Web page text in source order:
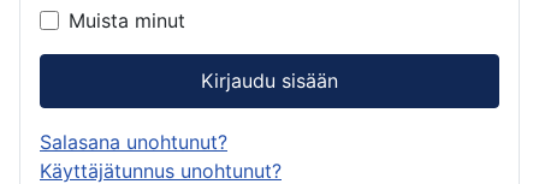
Muista minut
Kirjaudu sisään
Salasana unohtunut?
Käyttäjätunnus unohtunut?